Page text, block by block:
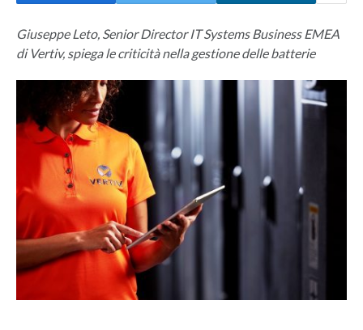
Giuseppe Leto, Senior Director IT Systems Business EMEA
di Vertiv, spiega le criticità nella gestione delle batterie